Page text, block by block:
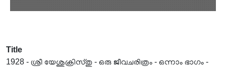
Title
1928 - ശ്രീ യേശുക്രിസ്തു - ഒരു ജീവചരിത്രം - ഒന്നാം ഭാഗം -